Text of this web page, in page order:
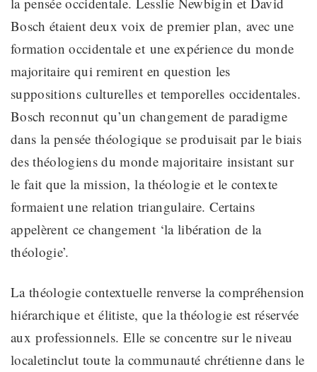
Bosch étaient deux voix de premier plan, avec une
formation occidentale et une expérience du monde
majoritaire quiremirent en question les
suppositions culturelles et temporelles occidentales.
Boschreconnut qu’un changement de paradigme
dans la pensée théologique se produisait par le biais
des théologiens du monde majoritaire insistant sur
le fait que la mission, la théologie et le contexte
formaient une relation triangulaire. Certains
appelèrent ce changement ‘la libération de la
théologie’.
La théologie contextuelle renverse la compréhension
hiérarchiqueet élitiste, que la théologie est réservée
aux professionnels. Elle se concentre sur le niveau
localetinclut toute la communauté chrétienne dans le